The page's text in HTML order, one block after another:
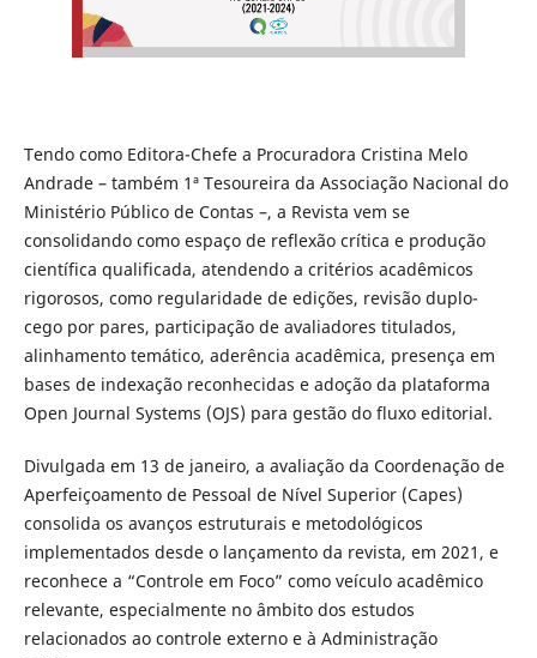
Tendo como Editora-Chefe a Procuradora Cristina Melo
Andrade – também 1ª Tesoureira da Associação Nacional do
Ministério Público de Contas –, a Revista vem se
consolidando como espaço de reflexão crítica e produção
científica qualificada, atendendo a critérios acadêmicos
rigorosos, como regularidade de edições, revisão duplo-
cego por pares, participação de avaliadores titulados,
alinhamento temático, aderência acadêmica, presença em
bases de indexação reconhecidas e adoção da plataforma
Open Journal Systems (OJS) para gestão do fluxo editorial.
Divulgada em 13 de janeiro, a avaliação da Coordenação de
Aperfeiçoamento de Pessoal de Nível Superior (Capes)
consolida os avanços estruturais e metodológicos
implementados desde o lançamento da revista, em 2021, e
reconhece a “Controle em Foco” como veículo acadêmico
relevante, especialmente no âmbito dos estudos
relacionados ao controle externo e à Administração